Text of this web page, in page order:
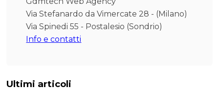
Via Stefanardo da Vimercate 28 - (Milano)
Via Spinedi 55 - Postalesio (Sondrio)
Info e contatti
Ultimi articoli